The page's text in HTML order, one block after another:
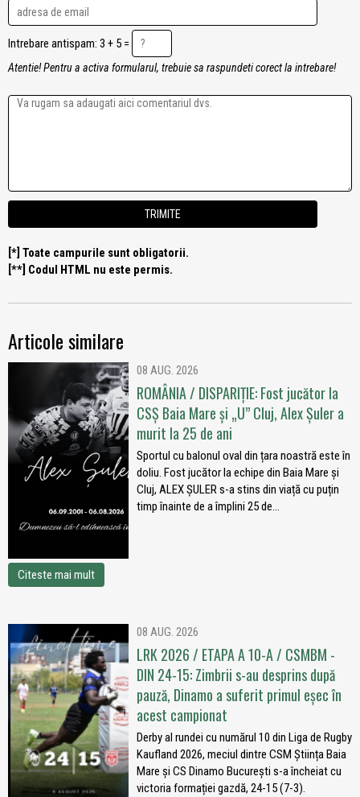
Intrebare antispam: 3 + 5 =
Atentie! Pentru a activa formularul, trebuie sa raspundeti corect la intrebare!
[*] Toate campurile sunt obligatorii.
[**] Codul HTML nu este permis.
Articole similare
08 AUG. 2026
ROMÂNIA / DISPARIȚIE: Fost jucător la
CSȘ Baia Mare și „U” Cluj, Alex Șuler a
murit la 25 de ani
Sportul cu balonul oval din țara noastră este în
doliu. Fost jucător la echipe din Baia Mare și
Cluj, ALEX ȘULER s-a stins din viață cu puțin
timp înainte de a împlini 25 de...
Citeste mai mult
08 AUG. 2026
LRK 2026 / ETAPA A 10-A / CSMBM -
DIN 24-15: Zimbrii s-au desprins după
pauză, Dinamo a suferit primul eșec în
acest campionat
Derby al rundei cu numărul 10 din Liga de Rugby
Kaufland 2026, meciul dintre CSM Știința Baia
Mare și CS Dinamo București s-a încheiat cu
victoria formației gazdă, 24-15 (7-3).